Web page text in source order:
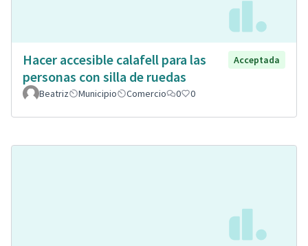
Hacer accesible calafell para las
personas con silla de ruedas
Acceptada
Beatriz Municipio Comercio 0 0